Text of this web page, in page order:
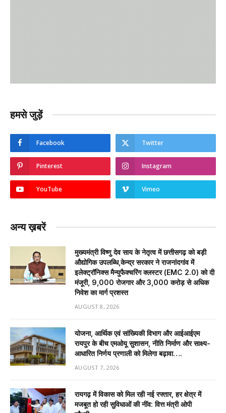
हमसे जुड़ें
Facebook Twitter
Pinterest Instagram
YouTube Vimeo
अन्य ख़बरें
मुख्यमंत्री विष्णु देव साय के नेतृत्व में छत्तीसगढ़ को बड़ी
औद्योगिक उपलब्धि,केन्द्र सरकार ने राजनांदगांव में
इलेक्ट्रॉनिक्स मैन्युफैक्चरिंग क्लस्टर (EMC 2.0) को दी
मंजूरी, 9,000 रोजगार और ₹3,000 करोड़ से अधिक
निवेश का मार्ग प्रशस्त
AUGUST 8, 2026
योजना, आर्थिक एवं सांख्यिकी विभाग और आईआईएम
रायपुर के बीच एमओयू सुशासन, नीति निर्माण और साक्ष्य-
आधारित निर्णय प्रणाली को मिलेगा बढ़ावा….
AUGUST 7, 2026
रायगढ़ में विकास को मिल रही नई रफ्तार, हर क्षेत्र में
मजबूत हो रही सुविधाओं की नींव: वित्त मंत्री ओपी